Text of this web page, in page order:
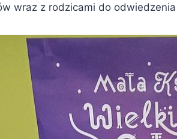
wraz z rodzicami do